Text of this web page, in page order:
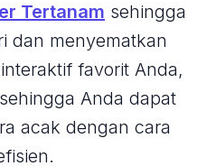
Tertanam sehingga
dan menyematkan
favorit Anda,
sehingga Anda dapat
acak dengan cara